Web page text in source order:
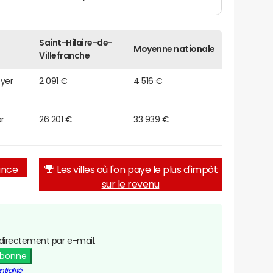
Saint-Hilaire-de-
Villefranche
Moyenne nationale
2 091 € 4 516 €
26 201 € 33 939 €
Les villes où l'on paye le plus d'impôt
sur le revenu
par e-mail.